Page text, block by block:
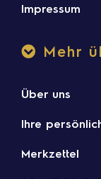
Impressum
Mehr
Über uns
Ihre
Merkzettel